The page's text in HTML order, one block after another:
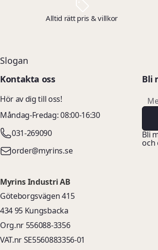
Alltid rätt pris & villkor
Slogan
Kontakta oss
Hör av dig till oss!
Måndag-Fredag: 08:00-16:30
031-269090
order@myrins.se
Myrins Industri AB
Göteborgsvägen 415
434 95 Kungsbacka
Org.nr 556088-3356
VAT.nr SE5560883356-01
Bli
Bli
och